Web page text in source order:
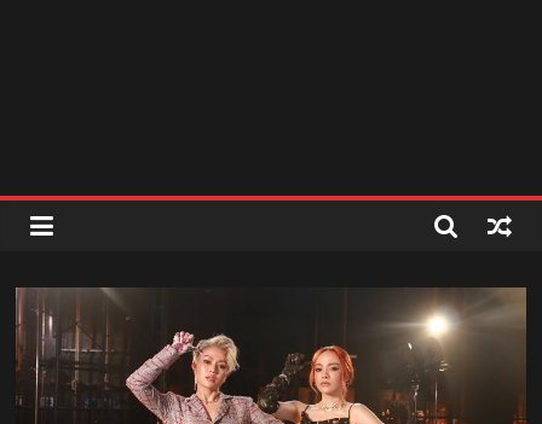
ลพบุรี
สถานี
ลพบุรี
วิทยุ
FM
ลพบุรี